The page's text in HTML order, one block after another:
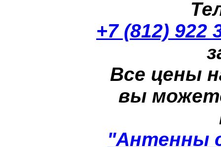
+7 (812) 922
Все цены
вы
"Антенны